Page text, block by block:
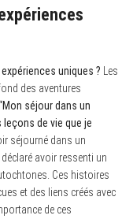
uniques ? Les
des aventures
séjour dans un
leçons de vie que je
séjourné dans un
avoir ressenti un
Ces histoires
et des liens créés avec
de ces